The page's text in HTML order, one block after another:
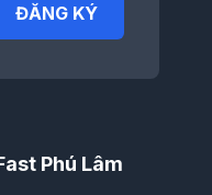
ĐĂNG KÝ
Phú Lâm